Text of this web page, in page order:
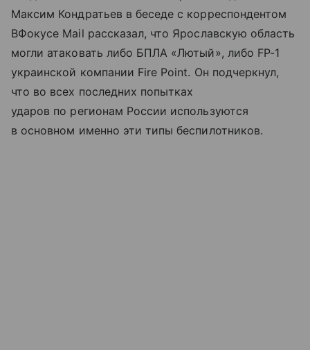
Максим Кондратьев в беседе с корреспондентом
ВФокусе Mail рассказал, что Ярославскую область
могли атаковать либо БПЛА «Лютый», либо FP-1
украинской компании Fire Point. Он подчеркнул,
что во всех последних попытках
ударов по регионам России используются
в основном именно эти типы беспилотников.